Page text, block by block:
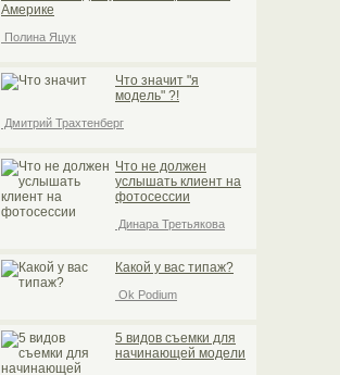
Америке
Полина Яцук
Что значит "я
модель" ?!
Дмитрий Трахтенберг
Что не должен
услышать клиент на
фотосессии
Динара Третьякова
Какой у вас типаж?
Ok Podium
5 видов съемки для
начинающей модели